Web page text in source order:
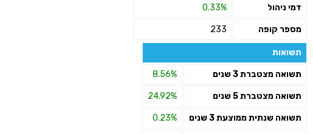
דמי ניהול 0.33%
מספר קופה 233
תשואות
תשואה מצטברת 3 שנים 8.56%
תשואה מצטברת 5 שנים 24.92%
תשואה שנתית ממוצעת 3 שנים 0.23%